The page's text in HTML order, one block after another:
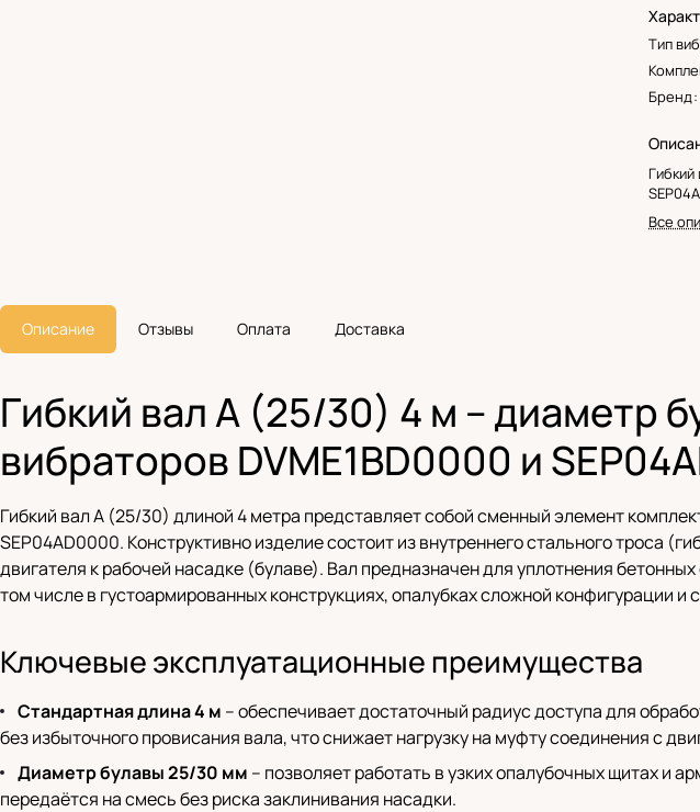
Тип
Бренд:
Все
Описание Отзывы Оплата Доставка
Гибкий вал A (25/30) 4 м – диаметр
вибраторов DVME1BD0000 и
Гибкий вал A (25/30) длиной 4 метра представляет собой сменный элемент
SEP04AD0000. Конструктивно изделие состоит из внутреннего стального троса
двигателя к рабочей насадке (булаве). Вал предназначен для уплотнения
том числе в густоармированных конструкциях, опалубках сложной конфигурации
Ключевые эксплуатационные преимущества
Стандартная длина 4 м – обеспечивает достаточный радиус доступа для
без избыточного провисания вала, что снижает нагрузку на муфту соединения с
Диаметр булавы 25/30 мм – позволяет работать в узких опалубочных щитах и
передаётся на смесь без риска заклинивания насадки.